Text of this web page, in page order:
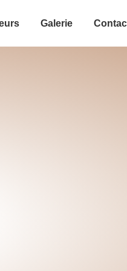
Galerie